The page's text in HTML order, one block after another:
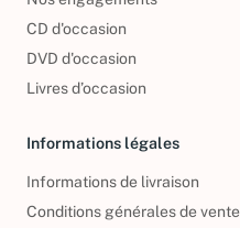
CD d'occasion
DVD d'occasion
Livres d’occasion
Informations légales
Informations de livraison
Conditions générales de vente